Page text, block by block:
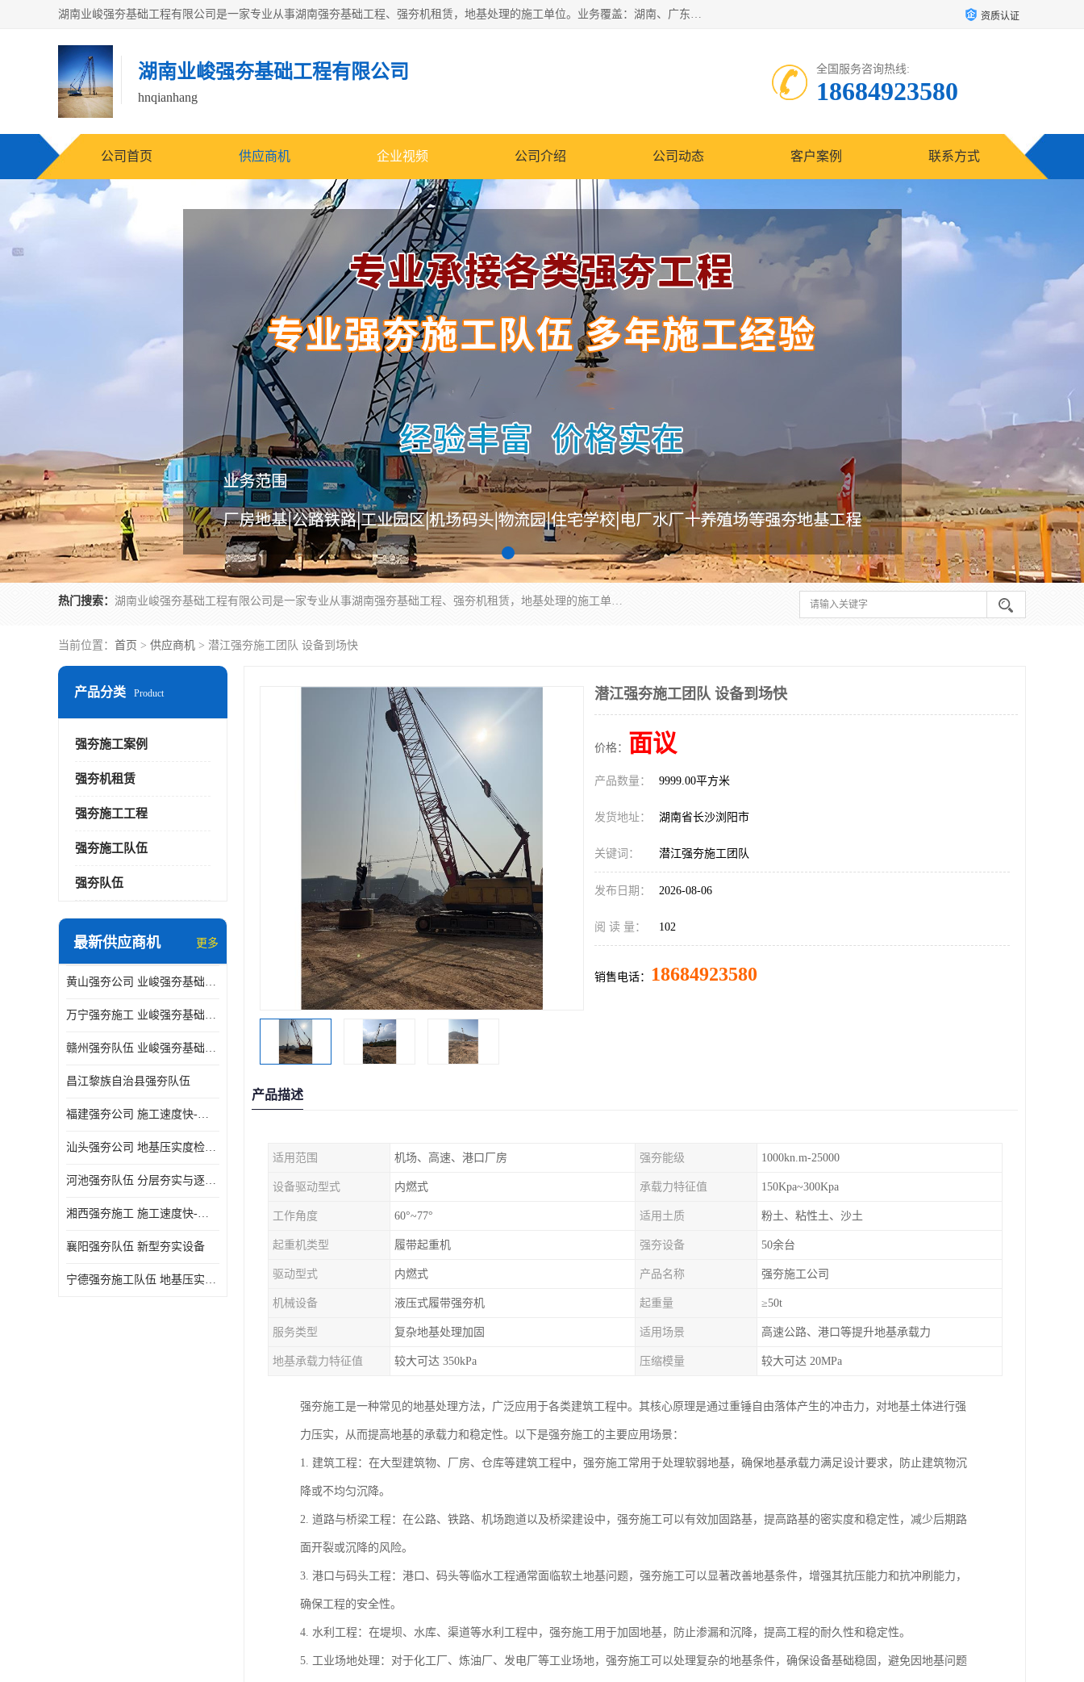
湖南业峻强夯基础工程有限公司是一家专业从事湖南强夯基础工程、强夯机租赁，地基处理的施工单位。业务覆盖：湖南、广东，江西等地。可承接1000KN.m-25000KN.m强夯（置换）工程。公司创始人是国内较早期从事强夯施工的建设者，经过多年的一步一个脚印的发展，在行业内具有较高的度和良好的口碑。 资质认证
湖南业峻强夯基础工程有限公司
hnqianhang
全国服务咨询热线:
18684923580
公司首页 供应商机 企业视频 公司介绍 公司动态 客户案例 联系方式
热门搜索： 湖南业峻强夯基础工程有限公司是一家专业从事湖南强夯基础工程、强夯机租赁，地基处理的施工单位。业务覆盖：湖南、广东，江西等地。可承接1000KN.m-25000KN.m强夯（置换）工程。公司创始人是国内较早期从事强夯施工的建设者，经过多年的一步一个脚印的发展，在行业内具有较高的度和良好的口碑。
当前位置： 首页 > 供应商机 > 潜江强夯施工团队 设备到场快
产品分类 Product
强夯施工案例
强夯机租赁
强夯施工工程
强夯施工队伍
强夯队伍
最新供应商机 更多
黄山强夯公司 业峻强夯基础工程
万宁强夯施工 业峻强夯基础工程
赣州强夯队伍 业峻强夯基础工程
昌江黎族自治县强夯队伍
福建强夯公司 施工速度快-施耐用性强
汕头强夯公司 地基压实度检测方法与标准
河池强夯队伍 分层夯实与逐层检测技术
湘西强夯施工 施工速度快-施耐用性强
襄阳强夯队伍 新型夯实设备
宁德强夯施工队伍 地基压实度检测方法与标准
潜江强夯施工团队 设备到场快
价格： 面议
产品数量： 9999.00平方米
发货地址： 湖南省长沙浏阳市
关键词： 潜江强夯施工团队
发布日期： 2026-08-06
阅 读 量： 102
销售电话： 18684923580
产品描述
适用范围 机场、高速、港口厂房 强夯能级 1000kn.m-25000
设备驱动型式 内燃式 承载力特征值 150Kpa~300Kpa
工作角度 60°~77° 适用土质 粉土、粘性土、沙土
起重机类型 履带起重机 强夯设备 50余台
驱动型式 内燃式 产品名称 强夯施工公司
机械设备 液压式履带强夯机 起重量 ≥50t
服务类型 复杂地基处理加固 适用场景 高速公路、港口等提升地基承载力
地基承载力特征值 较大可达 350kPa 压缩模量 较大可达 20MPa
强夯施工是一种常见的地基处理方法，广泛应用于各类建筑工程中。其核心原理是通过重锤自由落体产生的冲击力，对地基土体进行强
力压实，从而提高地基的承载力和稳定性。以下是强夯施工的主要应用场景：
1. 建筑工程：在大型建筑物、厂房、仓库等建筑工程中，强夯施工常用于处理软弱地基，确保地基承载力满足设计要求，防止建筑物沉
降或不均匀沉降。
2. 道路与桥梁工程：在公路、铁路、机场跑道以及桥梁建设中，强夯施工可以有效加固路基，提高路基的密实度和稳定性，减少后期路
面开裂或沉降的风险。
3. 港口与码头工程：港口、码头等临水工程通常面临软土地基问题，强夯施工可以显著改善地基条件，增强其抗压能力和抗冲刷能力，
确保工程的安全性。
4. 水利工程：在堤坝、水库、渠道等水利工程中，强夯施工用于加固地基，防止渗漏和沉降，提高工程的耐久性和稳定性。
5. 工业场地处理：对于化工厂、炼油厂、发电厂等工业场地，强夯施工可以处理复杂的地基条件，确保设备基础稳固，避免因地基问题